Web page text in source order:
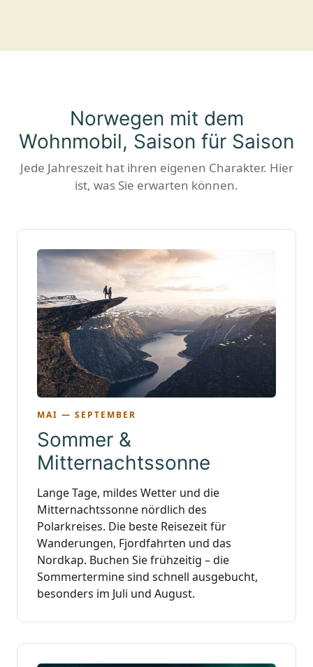
Norwegen mit dem
Wohnmobil, Saison für Saison
Jede Jahreszeit hat ihren eigenen Charakter. Hier
ist, was Sie erwarten können.
MAI — SEPTEMBER
Sommer &
Mitternachtssonne
Lange Tage, mildes Wetter und die
Mitternachtssonne nördlich des
Polarkreises. Die beste Reisezeit für
Wanderungen, Fjordfahrten und das
Nordkap. Buchen Sie frühzeitig – die
Sommertermine sind schnell ausgebucht,
besonders im Juli und August.